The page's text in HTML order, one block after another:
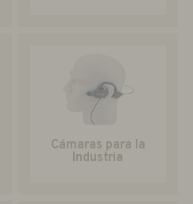
Cámaras para la
Industria